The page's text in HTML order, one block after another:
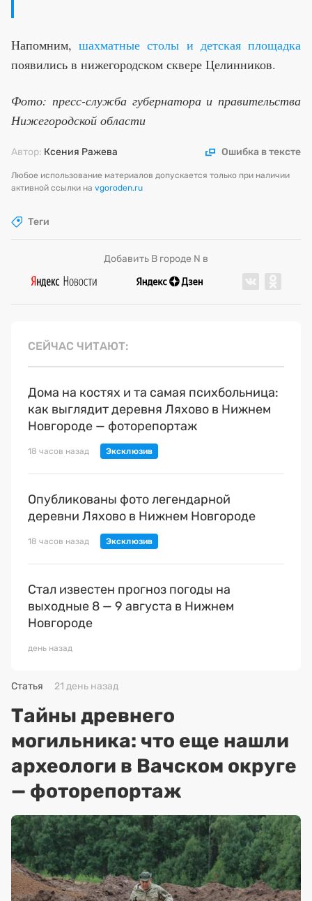
Напомним,шахматные столы и детская площадка
появились в нижегородском сквере Целинников.
Фото: пресс-служба губернатора и правительства
Нижегородской области
Автор: Ксения Ражева Ошибка в тексте
Любое использование материалов допускается только при наличии
активной ссылки на vgoroden.ru
Теги
Добавить В городе N в
СЕЙЧАС ЧИТАЮТ
Дома на костях и та самая психбольница:
как выглядит деревня Ляхово в Нижнем
Новгороде — фоторепортаж
18 часов назад
Опубликованы фото легендарной
деревни Ляхово в Нижнем Новгороде
18 часов назад
Стал известен прогноз погоды на
выходные 8 — 9 августа в Нижнем
Новгороде
день назад
Статья 21 день назад
Тайны древнего
могильника: что еще нашли
археологи в Вачском округе
— фоторепортаж